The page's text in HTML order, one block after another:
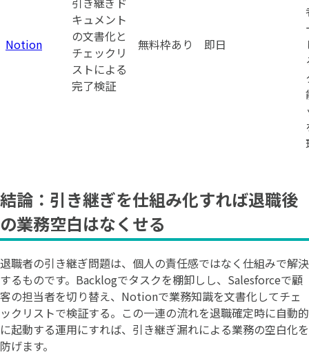
Notion
キュメント
の文書化と
チェックリ
ストによる
完了検証
無料枠あり 即日
結論：引き継ぎを仕組み化すれば退職後
の業務空白はなくせる
退職者の引き継ぎ問題は、個人の責任感ではなく仕組みで解決
するものです。Backlogでタスクを棚卸しし、Salesforceで顧
客の担当者を切り替え、Notionで業務知識を文書化してチェ
ックリストで検証する。この一連の流れを退職確定時に自動的
に起動する運用にすれば、引き継ぎ漏れによる業務の空白化を
防げます。